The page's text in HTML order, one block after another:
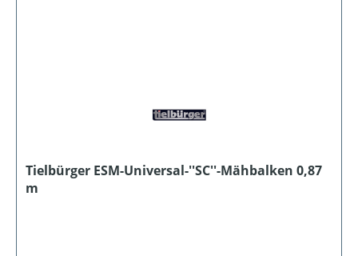
Tielbürger ESM-Universal-''SC''-Mähbalken 0,87
m